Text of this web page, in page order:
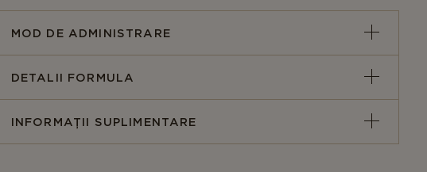
trigliceridelor, din ficat către celulele corpului,
contribuind astfel la prevenirea acumulării de grăsimi în
ficat.
Inozitolul(cunoscut și caVitamina B8
) este o substanță
hidrosolubilă care face parte din structura fiecărei
MOD DE ADMINISTRARE
DETALII FORMULA
INFORMAȚII SUPLIMENTARE